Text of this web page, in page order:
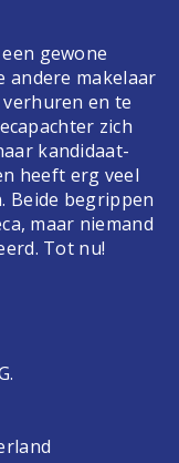
gewone
andere makelaar
en te
zich
kandidaat-
heeft erg veel
Beide begrippen
maar niemand
Tot nu!